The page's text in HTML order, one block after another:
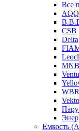
Все
CSB
Delta
MNB
WBR
Емкость